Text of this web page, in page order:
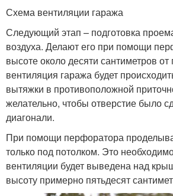
Схема вентиляции гаража
Следующий этап – подготовка
воздуха. Делают его при помощи
высоте около десяти сантиметров
вентиляция гаража будет
вытяжки в противоположной
желательно, чтобы отверстие было
диагонали.
При помощи перфоратора
только под потолком. Это
вентиляции будет выведена над
высоту примерно пятьдесят